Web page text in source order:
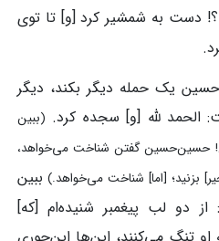
دست به شمشیر کرد [و] تا توی
حسین یک حمله دیگر بکند، دیگر
الحمد لله [و] سجده کرد. (ببین
حسین‌حسین گفتن شناخت می‌خواهد،
بزنید؛ [اما] شناخت می‌خواهد.) ببین
دو لب پیغمبر شنیده‌ام [که]